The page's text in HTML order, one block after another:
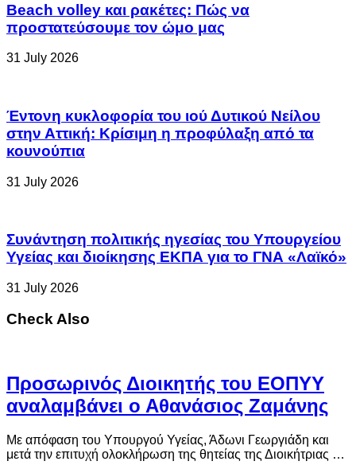
Beach volley και ρακέτες: Πώς να
προστατεύσουμε τον ώμο μας
31 July 2026
Έντονη κυκλοφορία του ιού Δυτικού Νείλου
στην Αττική: Κρίσιμη η προφύλαξη από τα
κουνούπια
31 July 2026
Συνάντηση πολιτικής ηγεσίας του Υπουργείου
Υγείας και διοίκησης ΕΚΠΑ για το ΓΝΑ «Λαϊκό»
31 July 2026
Check Also
Προσωρινός Διοικητής του ΕΟΠΥΥ
αναλαμβάνει ο Αθανάσιος Ζαμάνης
Με απόφαση του Υπουργού Υγείας, Άδωνι Γεωργιάδη και
μετά την επιτυχή ολοκλήρωση της θητείας της Διοικήτριας …